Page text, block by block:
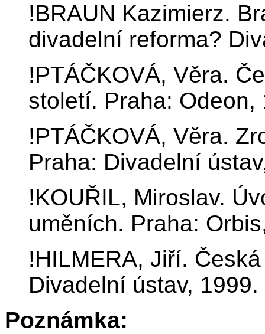
!BRAUN Kazimierz.
divadelní reforma?
!PTÁČKOVÁ, Věra.
století. Praha: Odeon,
!PTÁČKOVÁ, Věra.
Praha: Divadelní
!KOUŘIL, Miroslav.
uměních. Praha:
!HILMERA, Jiří.
Divadelní ústav, 1999.
Poznámka: